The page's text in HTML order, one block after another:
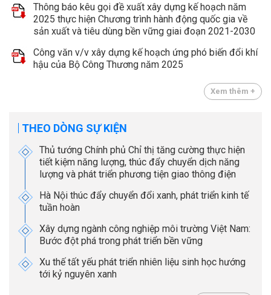
Thông báo kêu gọi đề xuất xây dựng kế hoạch năm
2025 thực hiện Chương trình hành động quốc gia về
sản xuất và tiêu dùng bền vững giai đoạn 2021-2030
Công văn v/v xây dựng kế hoạch ứng phó biến đổi khí
hậu của Bộ Công Thương năm 2025
Xem thêm +
THEO DÒNG SỰ KIỆN
Thủ tướng Chính phủ Chỉ thị tăng cường thực hiện
tiết kiệm năng lượng, thúc đẩy chuyển dịch năng
lượng và phát triển phương tiện giao thông điện
Hà Nội thúc đẩy chuyển đổi xanh, phát triển kinh tế
tuần hoàn
Xây dựng ngành công nghiệp môi trường Việt Nam:
Bước đột phá trong phát triển bền vững
Xu thế tất yếu phát triển nhiên liệu sinh học hướng
tới kỷ nguyên xanh